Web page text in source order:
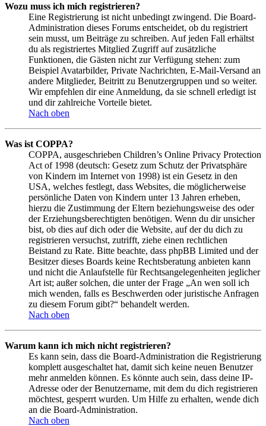
Wozu muss ich mich registrieren?
Eine Registrierung ist nicht unbedingt zwingend. Die Board-
Administration dieses Forums entscheidet, ob du registriert
sein musst, um Beiträge zu schreiben. Auf jeden Fall erhältst
du als registriertes Mitglied Zugriff auf zusätzliche
Funktionen, die Gästen nicht zur Verfügung stehen: zum
Beispiel Avatarbilder, Private Nachrichten, E-Mail-Versand an
andere Mitglieder, Beitritt zu Benutzergruppen und so weiter.
Wir empfehlen dir eine Anmeldung, da sie schnell erledigt ist
und dir zahlreiche Vorteile bietet.
Nach oben
Was ist COPPA?
COPPA, ausgeschrieben Children’s Online Privacy Protection
Act of 1998 (deutsch: Gesetz zum Schutz der Privatsphäre
von Kindern im Internet von 1998) ist ein Gesetz in den
USA, welches festlegt, dass Websites, die möglicherweise
persönliche Daten von Kindern unter 13 Jahren erheben,
hierzu die Zustimmung der Eltern beziehungsweise des oder
der Erziehungsberechtigten benötigen. Wenn du dir unsicher
bist, ob dies auf dich oder die Website, auf der du dich zu
registrieren versuchst, zutrifft, ziehe einen rechtlichen
Beistand zu Rate. Bitte beachte, dass phpBB Limited und der
Besitzer dieses Boards keine Rechtsberatung anbieten kann
und nicht die Anlaufstelle für Rechtsangelegenheiten jeglicher
Art ist; außer solchen, die unter der Frage „An wen soll ich
mich wenden, falls es Beschwerden oder juristische Anfragen
zu diesem Forum gibt?“ behandelt werden.
Nach oben
Warum kann ich mich nicht registrieren?
Es kann sein, dass die Board-Administration die Registrierung
komplett ausgeschaltet hat, damit sich keine neuen Benutzer
mehr anmelden können. Es könnte auch sein, dass deine IP-
Adresse oder der Benutzername, mit dem du dich registrieren
möchtest, gesperrt wurden. Um Hilfe zu erhalten, wende dich
an die Board-Administration.
Nach oben